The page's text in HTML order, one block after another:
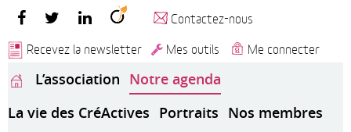
Contactez-nous
Recevez la newsletter
Mes outils Me connecter
L’association Notre agenda
La vie des CréActives Portraits Nos membres